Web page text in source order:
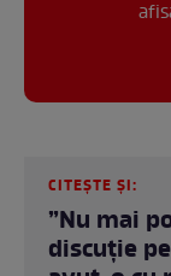
CITEȘTE ȘI:
”Nu mai
discuție